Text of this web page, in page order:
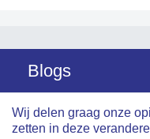
Blogs
Wij delen graag onze
zetten in deze